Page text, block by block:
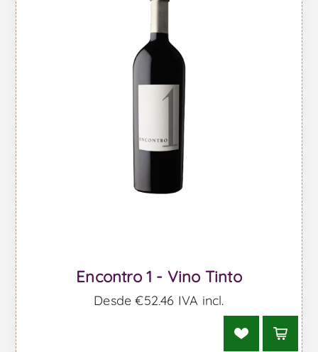
Encontro 1 - Vino Tinto
Desde €52,46 IVA incl.